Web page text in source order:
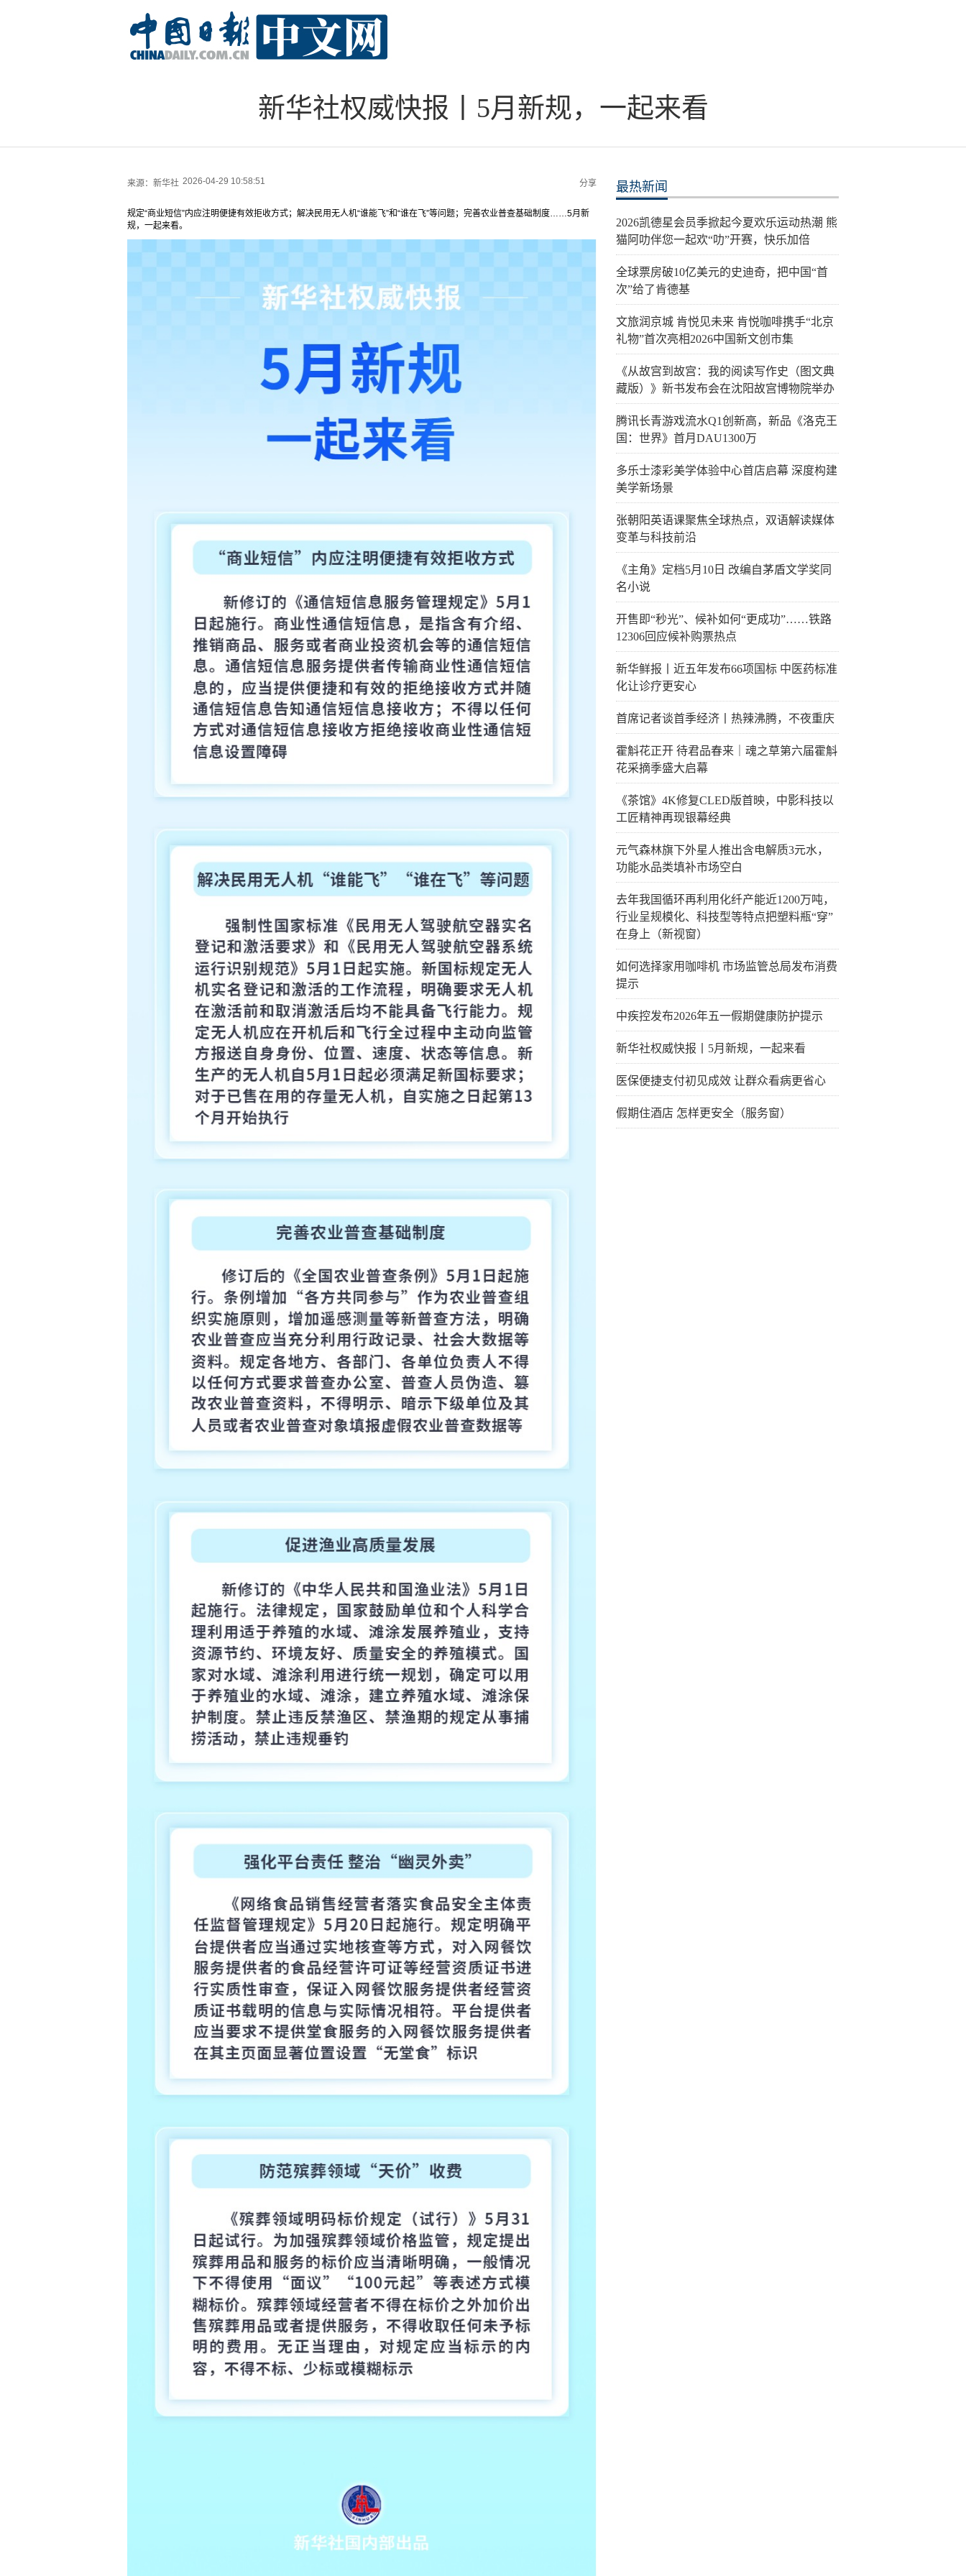
新华社权威快报丨5月新规，一起来看
来源： 新华社 2026-04-29 10:58:51 分享
规定“商业短信”内应注明便捷有效拒收方式；解决民用无人机“谁能飞”和“谁在飞”等问题；完善农业普查基础制度……5月新
规，一起来看。
最热新闻
2026凯德星会员季掀起今夏欢乐运动热潮 熊
猫阿叻伴您一起欢“叻”开赛，快乐加倍
全球票房破10亿美元的史迪奇，把中国“首
次”给了肯德基
文旅润京城 肯悦见未来 肯悦咖啡携手“北京
礼物”首次亮相2026中国新文创市集
《从故宫到故宫：我的阅读写作史（图文典
藏版）》新书发布会在沈阳故宫博物院举办
腾讯长青游戏流水Q1创新高，新品《洛克王
国：世界》首月DAU1300万
多乐士漆彩美学体验中心首店启幕 深度构建
美学新场景
张朝阳英语课聚焦全球热点，双语解读媒体
变革与科技前沿
《主角》定档5月10日 改编自茅盾文学奖同
名小说
开售即“秒光”、候补如何“更成功”……铁路
12306回应候补购票热点
新华鲜报丨近五年发布66项国标 中医药标准
化让诊疗更安心
首席记者谈首季经济丨热辣沸腾，不夜重庆
霍斛花正开 待君品春来｜魂之草第六届霍斛
花采摘季盛大启幕
《茶馆》4K修复CLED版首映，中影科技以
工匠精神再现银幕经典
元气森林旗下外星人推出含电解质3元水，
功能水品类填补市场空白
去年我国循环再利用化纤产能近1200万吨，
行业呈规模化、科技型等特点把塑料瓶“穿”
在身上（新视窗）
如何选择家用咖啡机 市场监管总局发布消费
提示
中疾控发布2026年五一假期健康防护提示
新华社权威快报丨5月新规，一起来看
医保便捷支付初见成效 让群众看病更省心
假期住酒店 怎样更安全（服务窗）